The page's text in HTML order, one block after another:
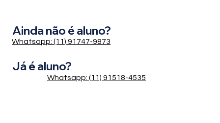
Ainda não é aluno?
Já é aluno?
Whatsapp: (11) 91747-9873
Whatsapp: (11) 91518-4535